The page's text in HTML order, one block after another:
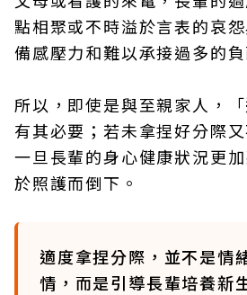
點相聚或不時溢於言表的哀
備感壓力和難以承接過多的負
所以，即使是與至親家人，
有其必要；若未拿捏好分際
一旦長輩的身心健康狀況更
於照護而倒下。
適度拿捏分際，並不是情
情，而是引導長輩培養新